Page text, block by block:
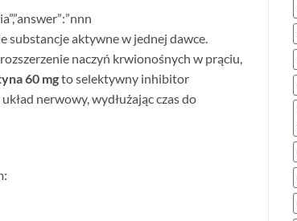
nnn
substancje aktywne w jednej dawce.
naczyń krwionośnych w prąciu,
60 mgto selektywny inhibitor
nerwowy, wydłużając czas do